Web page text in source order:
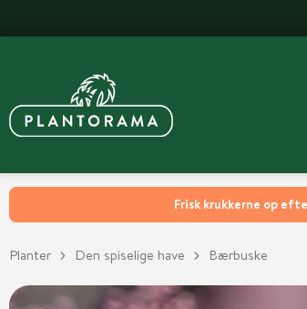
Frisk krukkerne op
Planter Den spiselige have Bærbuske